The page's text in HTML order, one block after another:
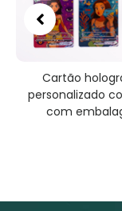
holográfico
completo
embalagem